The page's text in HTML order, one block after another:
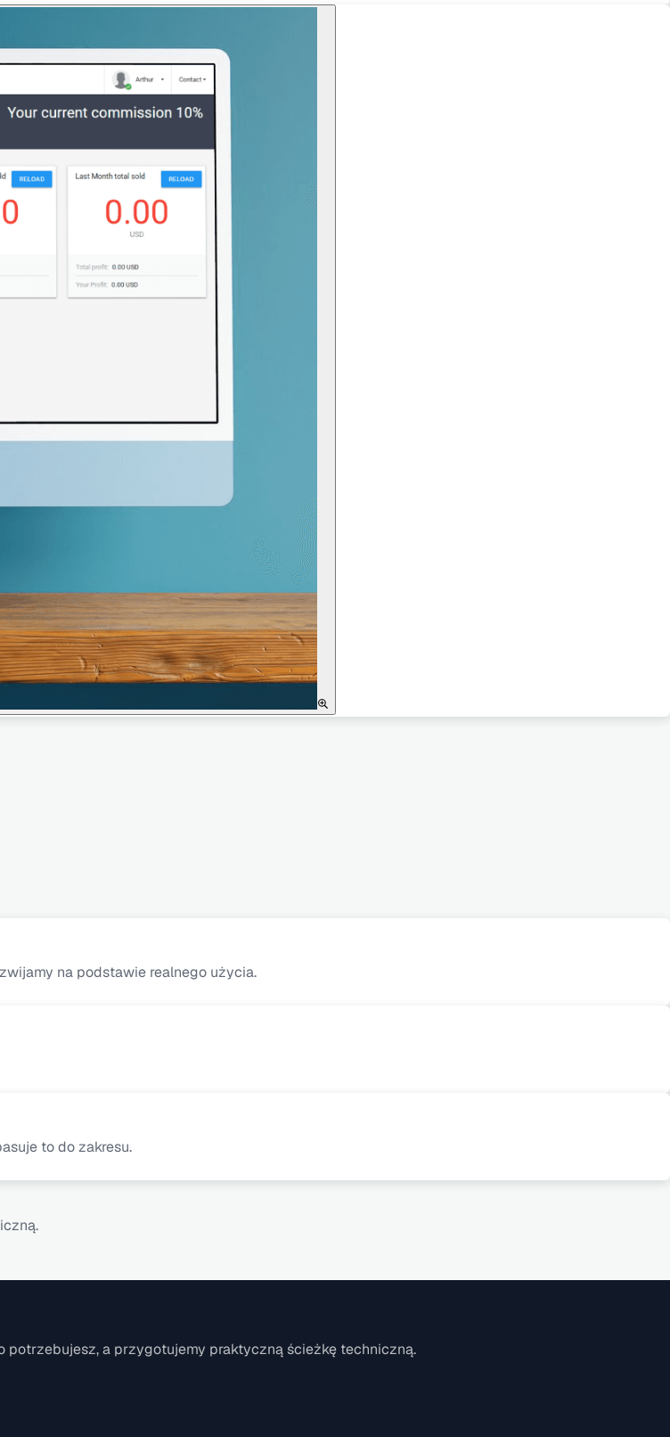
na podstawie realnego użycia.
to do zakresu.
potrzebujesz, a przygotujemy praktyczną ścieżkę techniczną.